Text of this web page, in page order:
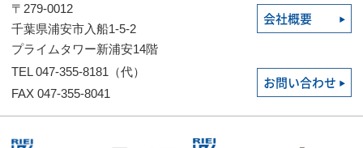
〒279-0012
千葉県浦安市入船1-5-2
プライムタワー新浦安14階
会社概要
TEL 047-355-8181（代）
FAX 047-355-8041
お問い合わせ